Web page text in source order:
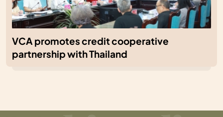
VCA promotes credit cooperative
partnership with Thailand